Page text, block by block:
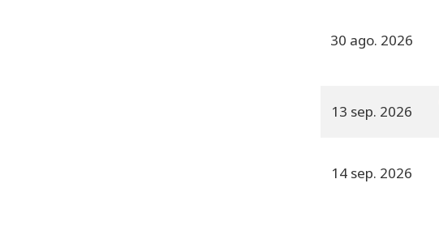
30 ago. 2026
13 sep. 2026
14 sep. 2026